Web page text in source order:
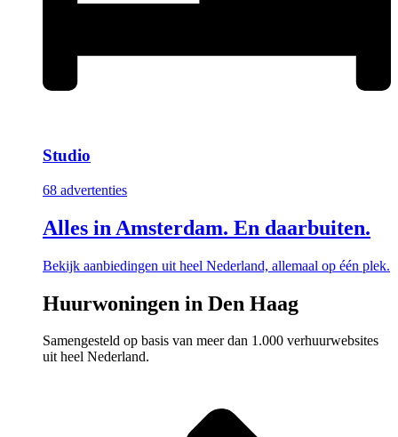
Studio
68 advertenties
Alles in Amsterdam. En daarbuiten.
Bekijk aanbiedingen uit heel Nederland, allemaal op één plek.
Huurwoningen in Den Haag
Samengesteld op basis van meer dan 1.000 verhuurwebsites
uit heel Nederland.